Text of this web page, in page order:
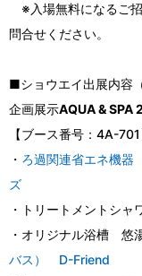
※入場無料になるご
問合せください。
■ショウエイ出展内容（
企画展示AQUA & SPA
【ブース番号：4A-701
・ ろ過関連省エネ機器
ズ
・トリートメント
・オリジナル浴槽
バス） D-Friend